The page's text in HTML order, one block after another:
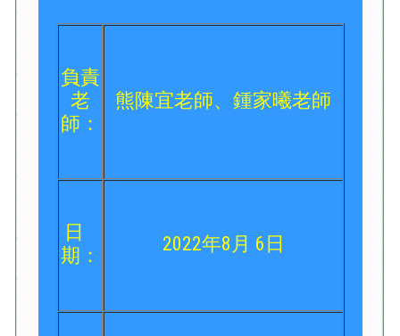
負責
老
師：
熊陳宜老師、鍾家曦老師
日
期：
2022年8月 6日